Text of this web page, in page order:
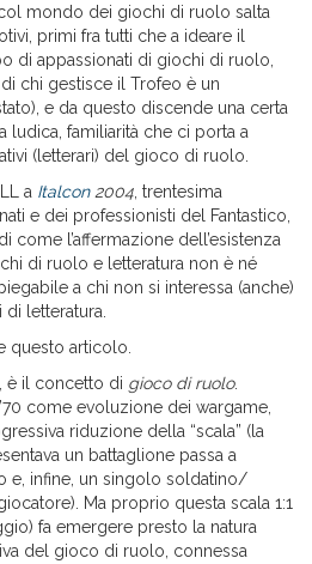
mondo dei giochi di ruolo salta
primi fra tutti che a ideare il
di appassionati di giochi di ruolo,
chi gestisce il Trofeo è un
e da questo discende una certa
ludica, familiarità che ci porta a
(letterari) del gioco di ruolo.
a Italcon2004 , trentesima
e dei professionisti del Fantastico,
l’affermazione dell’esistenza
di ruolo e letteratura non è né
a chi non si interessa (anche)
letteratura.
questo articolo.
è il concetto di gioco di ruolo.
come evoluzione dei wargame,
riduzione della “scala” (la
un battaglione passa a
e, infine, un singolo soldatino/
Ma proprio questa scala 1:1
fa emergere presto la natura
del gioco di ruolo, connessa